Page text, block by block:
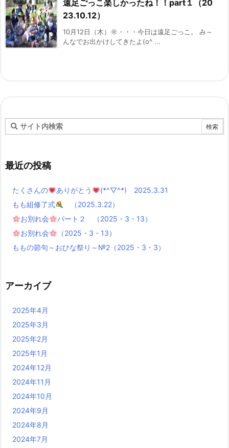
遠足ごっこ楽しかったね！！part１（20
23.10.12）
10月12日（木）☼・・・今日は遠足ごっこ。 み～
んなでお出かけしてきたよ(o^ ...
最近の投稿
たくさんの ありがとう
(*^▽^*) 2025.3.31
もも組修了式
（2025.3.22）
お別れ会
パート２ （2025・3・13）
お別れ会
（2025・3・13）
ももの節句～おひな祭り～№2（2025・3・3）
アーカイブ
2025年4月
2025年3月
2025年2月
2025年1月
2024年12月
2024年11月
2024年10月
2024年9月
2024年8月
2024年7月